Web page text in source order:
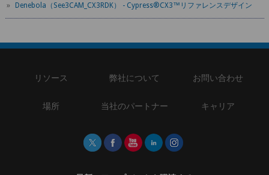
» Denebola（See3CAM_CX3RDK） - Cypress®CX3™リファレンスデザイン
リソース 弊社について お問い合わせ
場所 当社のパートナー キャリア